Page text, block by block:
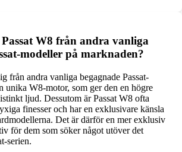
W8 från andra vanliga
modeller på marknaden?
från andra vanliga begagnade Passat-
unika W8-motor, som ger den en högre
ljud. Dessutom är Passat W8 ofta
finesser och har en exklusivare känsla
Det är därför en mer exklusiv
för dem som söker något utöver det
serien.